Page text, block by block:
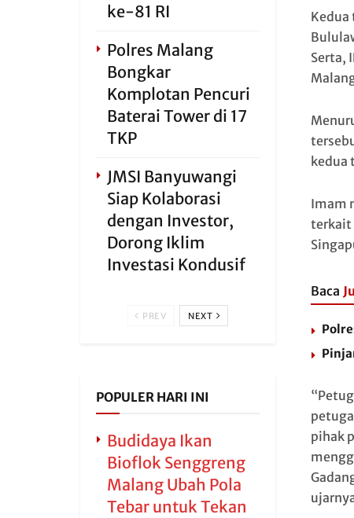
Kedua
Serta,
kedua
Imam
terkait
Baca
pihak
ke-81 RI
Polres Malang
Bongkar
Komplotan Pencuri
Baterai Tower di 17
TKP
JMSI Banyuwangi
Siap Kolaborasi
dengan Investor,
Dorong Iklim
Investasi Kondusif
PREV NEXT
POPULER HARI INI
Budidaya Ikan
Bioflok Senggreng
Malang Ubah Pola
Tebar untuk Tekan